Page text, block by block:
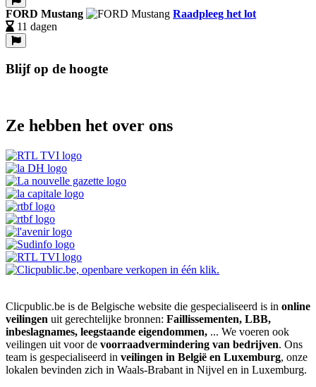
FORD Mustang
Raadpleeg het lot
11 dagen
Blijf op de hoogte
Ze hebben het over ons
Clicpublic.be is de Belgische website die gespecialiseerd is in online
veilingen uit gerechtelijke bronnen: Faillissementen, LBB,
inbeslagnames, leegstaande eigendommen, ... We voeren ook
veilingen uit voor de voorraadvermindering van bedrijven. Ons
team is gespecialiseerd in veilingen in België en Luxemburg, onze
lokalen bevinden zich in Waals-Brabant in Nijvel en in Luxemburg.